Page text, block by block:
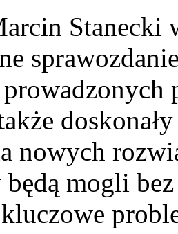
Stanecki
prowadzonych
nowych
mogli